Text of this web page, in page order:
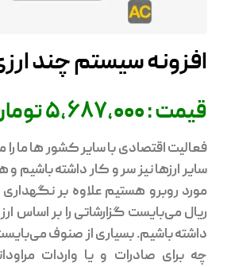
افزونه سیستم چند
قیمت : 5,687,000 تومان
فعالیت اقتصادی با سایر کشور ها ما را
سایر ارزها نیز سر و کار داشته باشیم
مورد روبرو هستیم علاوه بر نگهداری
ریال می‌بایست گزارشاتی را بر اساس
داشته باشیم. بسیاری از صنوف
چه برای صادرات و یا واردات